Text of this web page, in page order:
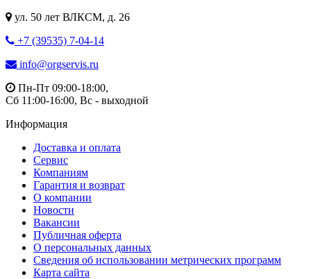
ул. 50 лет ВЛКСМ, д. 26
+7 (39535) 7-04-14
info@orgservis.ru
Пн-Пт 09:00-18:00,
Сб 11:00-16:00, Вс - выходной
Информация
Доставка и оплата
Сервис
Компаниям
Гарантия и возврат
О компании
Новости
Вакансии
Публичная оферта
О персональных данных
Сведения об использовании метрических программ
Карта сайта